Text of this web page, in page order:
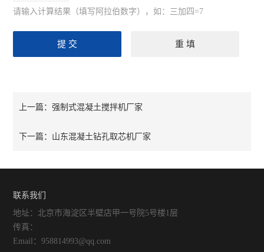
请输入计算结果（填写阿拉伯数字），如：三加四=7
上一篇：强制式混凝土搅拌机厂家
下一篇： 山东混凝土钻孔取芯机厂家
联系我们
地址：北京市海淀区半壁店甲一号院5号楼1层
传真：
Email：958814993@qq.com